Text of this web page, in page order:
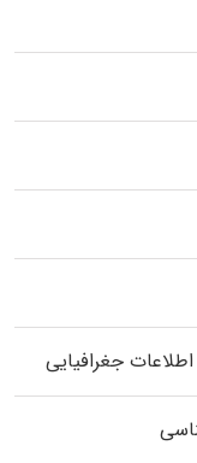
جغرافیایی